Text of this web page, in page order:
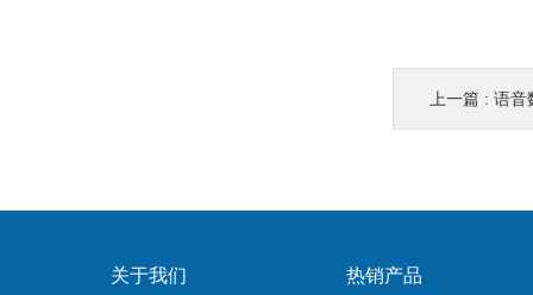
上一篇 : 语音
关于我们 热销产品